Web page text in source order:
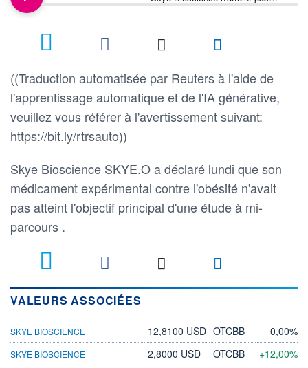
l'objectif principal de l'étude à mi-
((Traduction automatisée par Reuters à l'aide de
l'apprentissage automatique et de l'IA générative,
veuillez vous référer à l'avertissement suivant:
https://bit.ly/rtrsauto))
Skye Bioscience SKYE.O a déclaré lundi que son
médicament expérimental contre l'obésité n'avait
pas atteint l'objectif principal d'une étude à mi-
parcours .
VALEURS ASSOCIÉES
SKYE BIOSCIENCE 12,8100 USD OTCBB 0,00%
SKYE BIOSCIENCE 2,8000 USD OTCBB +12,00%